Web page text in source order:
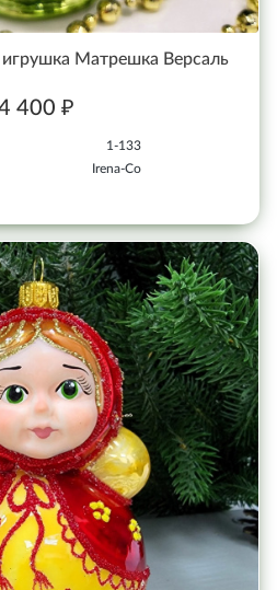
игрушка Матрешка Версаль
400 ₽
1-133
Irena-Co